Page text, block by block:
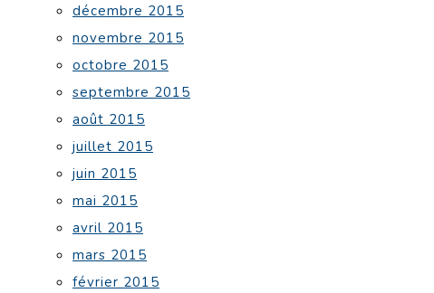
décembre 2015
novembre 2015
octobre 2015
septembre 2015
août 2015
juillet 2015
juin 2015
mai 2015
avril 2015
mars 2015
février 2015